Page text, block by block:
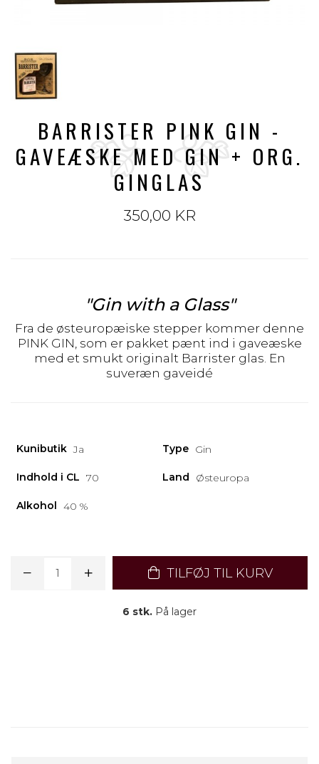
BARRISTER PINK GIN -
GAVEÆSKE MED GIN + ORG.
GINGLAS
350,00 KR
"Gin with a Glass"
Fra de østeuropæiske stepper kommer denne
PINK GIN, som er pakket pænt ind i gaveæske
med et smukt originalt Barrister glas. En
suveræn gaveidé
Kunibutik Ja Type Gin
Indhold i CL 70 Land Østeuropa
Alkohol 40 %
TILFØJ TIL KURV
6 stk. På lager